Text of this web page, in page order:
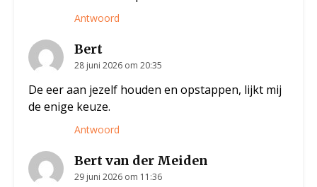
Antwoord
Bert
28 juni 2026 om 20:35
De eer aan jezelf houden en opstappen, lijkt mij
de enige keuze.
Antwoord
Bert van der Meiden
29 juni 2026 om 11:36